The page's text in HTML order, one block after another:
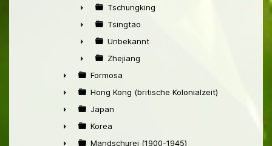
►
►
Tschungking
►
Tsingtao
►
Unbekannt
►
Zhejiang
►
Formosa
►
Hong Kong (britische Kolonialzeit)
►
Japan
►
Korea
Mandschurei (1900-1945)